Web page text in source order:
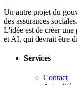
Un autre projet du
des assurances
L'idée est de créer une
et AI, qui devrait être
Services
Contact